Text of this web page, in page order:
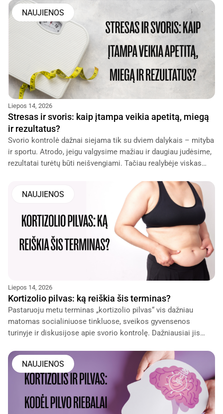
NAUJIENOS
Liepos 14, 2026
Stresas ir svoris: kaip įtampa veikia apetitą, miegą
ir rezultatus?
Svorio kontrolė dažnai siejama tik su dviem dalykais – mityba
ir sportu. Atrodo, jeigu valgysime mažiau ir daugiau judėsime,
rezultatai turėtų būti neišvengiami. Tačiau realybėje viskas
NAUJIENOS
Liepos 14, 2026
Kortizolio pilvas: ką reiškia šis terminas?
Pastaruoju metu terminas „kortizolio pilvas“ vis dažniau
matomas socialiniuose tinkluose, sveikos gyvensenos
turinyje ir diskusijose apie svorio kontrolę. Dažniausiai jis
NAUJIENOS